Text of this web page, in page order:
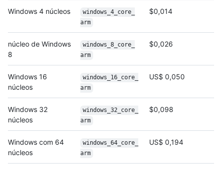
Windows 4 núcleos
windows_4_core_
arm
$0,014
núcleo de Windows
8
windows_8_core_
arm
$0,026
Windows 16
núcleos
windows_16_core_
arm
US$ 0,050
Windows 32
núcleos
windows_32_core_
arm
$0,098
Windows com 64
núcleos
windows_64_core_
arm
US$ 0,194